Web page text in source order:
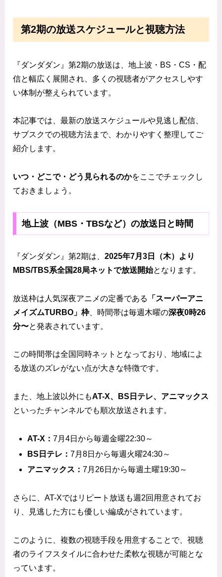
第2期の放送スケジュールと視聴方法
『ダンダダン』第2期の放送は、地上波・BS・CS・配
信と幅広く展開され、多くの視聴者がアクセスしやす
い体制が整えられています。
本記事では、最新の放送スケジュールや見逃し配信、
サブスクでの視聴方法まで、わかりやすく整理してご
紹介します。
いつ・どこで・どう見られるのかをここでチェックし
ておきましょう。
地上波（MBS・TBSなど）の放送日と時間
『ダンダダン』第2期は、 2025年7月3日（木）より
MBS/TBS系全国28局ネットで放送開始となります。
放送枠は人気深夜アニメの定番である
「スーパーアニ
メイズムTURBO」枠、時間帯は毎週木曜の深夜0時26
分〜と発表されています。
この時間帯は全国同時ネットとなっており、地域によ
る放送のズレがない点が大きな特徴です。
また、地上波以外にもAT-X、BS日テレ、アニマックス
といったチャンネルでも順次放送されます。
AT-X：7月4日から毎週金曜22:30～
BS日テレ：7月8日から毎週火曜24:30～
アニマックス：7月26日から毎週土曜19:30～
さらに、AT-Xではリピート放送も週2回用意されてお
り、見逃した方にも優しい編成がされています。
このように、複数の視聴手段を用意することで、視聴
者のライフスタイルに合わせた柔軟な視聴が可能とな
っています。